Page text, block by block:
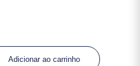
Adicionar ao carrinho